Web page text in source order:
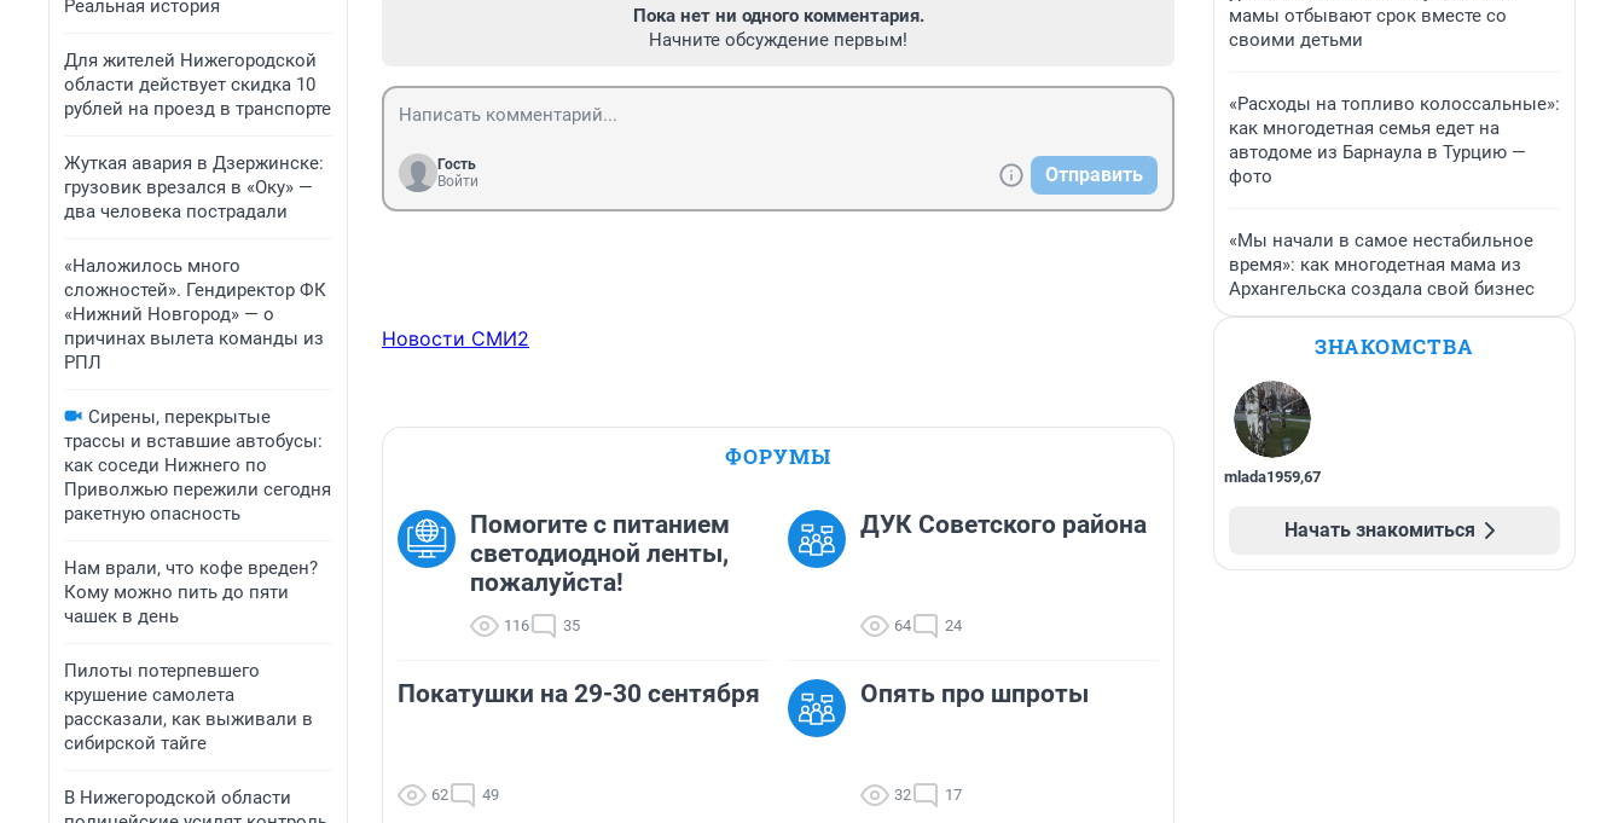
Реальная история
Для жителей Нижегородской
области действует скидка 10
рублей на проезд в транспорте
Жуткая авария в Дзержинске:
грузовик врезался в «Оку» —
два человека пострадали
«Наложилось много
сложностей». Гендиректор ФК
«Нижний Новгород» — о
причинах вылета команды из
РПЛ
Сирены, перекрытые
трассы и вставшие автобусы:
как соседи Нижнего по
Приволжью пережили сегодня
ракетную опасность
Нам врали, что кофе вреден?
Кому можно пить до пяти
чашек в день
Пилоты потерпевшего
крушение самолета
рассказали, как выживали в
сибирской тайге
В Нижегородской области
Пока нет ни одного комментария.
Начните обсуждение первым!
Гость
Войти
Отправить
Новости СМИ2
ФОРУМЫ
Помогите с питанием
светодиодной ленты,
пожалуйста!
116 35
ДУК Советского района
64 24
Покатушки на 29-30 сентября
62 49
Опять про шпроты
32 17
мамы отбывают срок вместе со
своими детьми
«Расходы на топливо колоссальные»:
как многодетная семья едет на
автодоме из Барнаула в Турцию —
фото
«Мы начали в самое нестабильное
время»: как многодетная мама из
Архангельска создала свой бизнес
ЗНАКОМСТВА
mlada1959,67
Начать знакомиться